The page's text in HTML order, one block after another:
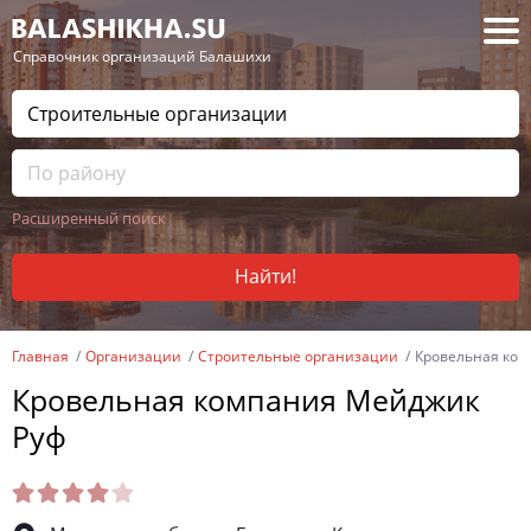
— Справочник организаций Балашихи
Расширенный поиск
Найти!
Главная Организации Строительные организации Кровельная
Кровельная компания Мейджик
Руф